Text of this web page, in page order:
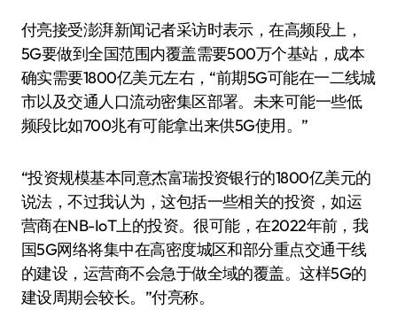
付亮接受澎湃新闻记者采访时表示，在高频段上，
5G要做到全国范围内覆盖需要500万个基站，成本
确实需要1800亿美元左右，“前期5G可能在一二线城
市以及交通人口流动密集区部署。未来可能一些低
频段比如700兆有可能拿出来供5G使用。”
“投资规模基本同意杰富瑞投资银行的1800亿美元的
说法，不过我认为，这包括一些相关的投资，如运
营商在NB-IoT上的投资。很可能，在2022年前，我
国5G网络将集中在高密度城区和部分重点交通干线
的建设，运营商不会急于做全域的覆盖。这样5G的
建设周期会较长。”付亮称。